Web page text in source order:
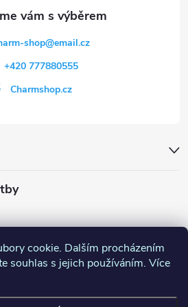
cookie. Dalším procházením
souhlas s jejich používáním. Více
shop@email.cz
+420 777880555
Charmshop.cz